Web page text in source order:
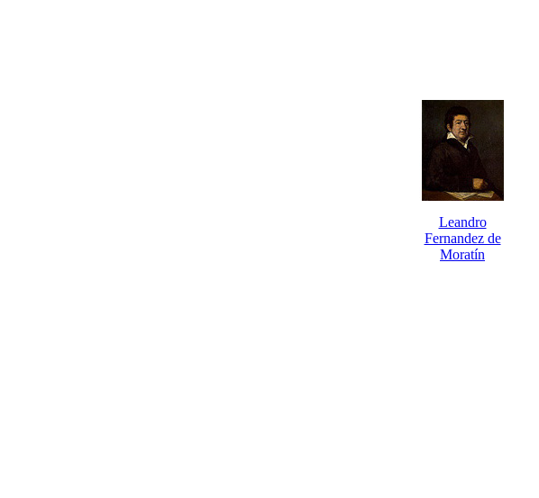
Leandro
Fernandez de
Moratín